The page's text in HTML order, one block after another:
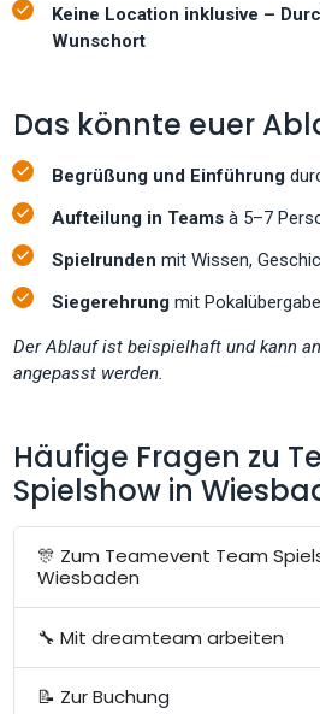
Keine Location inklusive –
Wunschort
Das könnte euer
Begrüßung und Einführung
Aufteilung in Teams à 5–7
Spielrundenmit Wissen,
Siegerehrung mit Pokalübergabe
Der Ablauf ist beispielhaft und kann
angepasst werden.
Häufige Fragen zu
Spielshow in
🎊 Zum Teamevent Team
Wiesbaden
🔧 Mit dreamteam arbeiten
📝 Zur Buchung